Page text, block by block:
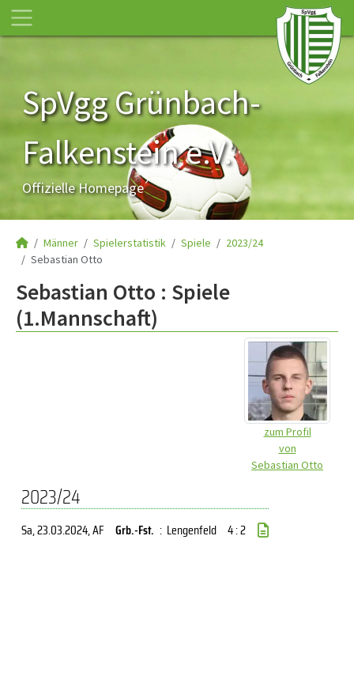
SpVgg Grünbach-
Falkenstein e.V.
Offizielle Homepage
Männer Spielerstatistik Spiele
2023/24
Sebastian Otto
Sebastian Otto : Spiele
(1.Mannschaft)
zum Profil
von
Sebastian Otto
2023/24
Sa, 23.03.2024, AF Grb.-Fst. : Lengenfeld 4 : 2